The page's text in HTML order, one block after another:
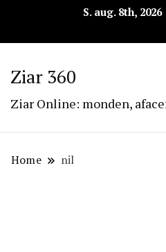
S. aug. 8th, 2026
Ziar 360
Ziar Online: monden,
Home nil